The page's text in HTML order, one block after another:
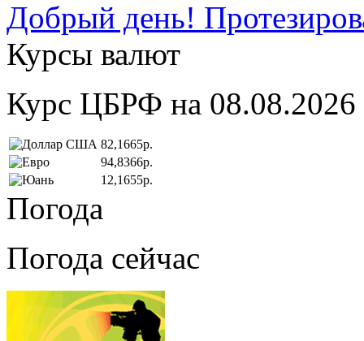
Добрый день!
Курсы валют
Курс ЦБРФ на 08.08.2026
82,1665р.
94,8366р.
12,1655р.
Погода
Погода сейчас